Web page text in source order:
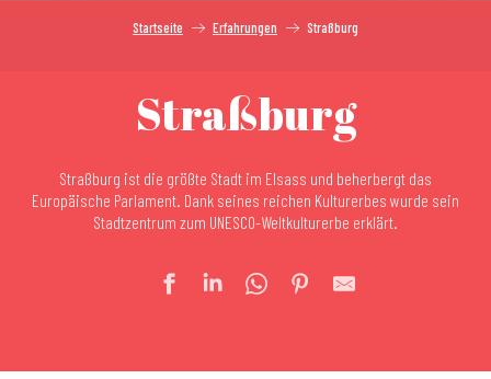
Startseite Erfahrungen Straßburg
Straßburg
Straßburg ist die größte Stadt im Elsass und beherbergt das
Europäische Parlament. Dank seines reichen Kulturerbes wurde sein
Stadtzentrum zum UNESCO-Weltkulturerbe erklärt.